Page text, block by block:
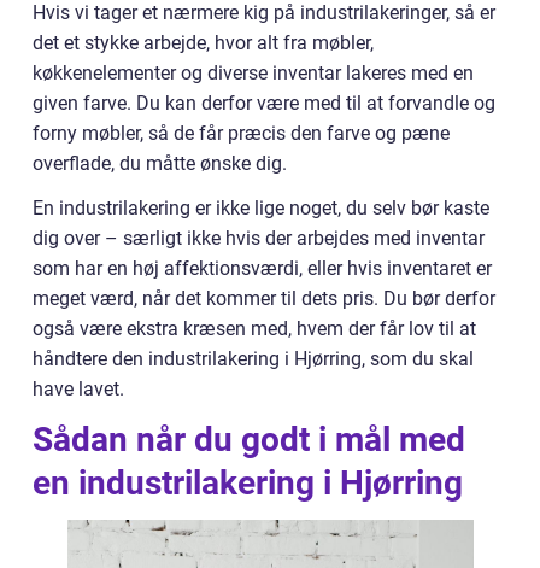
Hvis vi tager et nærmere kig på industrilakeringer, så er
det et stykke arbejde, hvor alt fra møbler,
køkkenelementer og diverse inventar lakeres med en
given farve. Du kan derfor være med til at forvandle og
forny møbler, så de får præcis den farve og pæne
overflade, du måtte ønske dig.
En industrilakering er ikke lige noget, du selv bør kaste
dig over – særligt ikke hvis der arbejdes med inventar
som har en høj affektionsværdi, eller hvis inventaret er
meget værd, når det kommer til dets pris. Du bør derfor
også være ekstra kræsen med, hvem der får lov til at
håndtere den industrilakering i Hjørring, som du skal
have lavet.
Sådan når du godt i mål med
en industrilakering i Hjørring